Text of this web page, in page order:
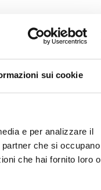
sui cookie
e per analizzare il
che si occupano
che hai fornito loro o